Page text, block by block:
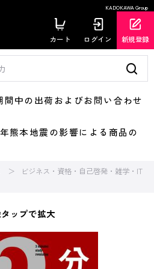
KADOKAWA Group
カート ログイン 新規登録
中の出荷およびお問い合わせ
本地震の影響による商品の
ビジネス・資格・自己啓発・雑学・IT
ップで拡大